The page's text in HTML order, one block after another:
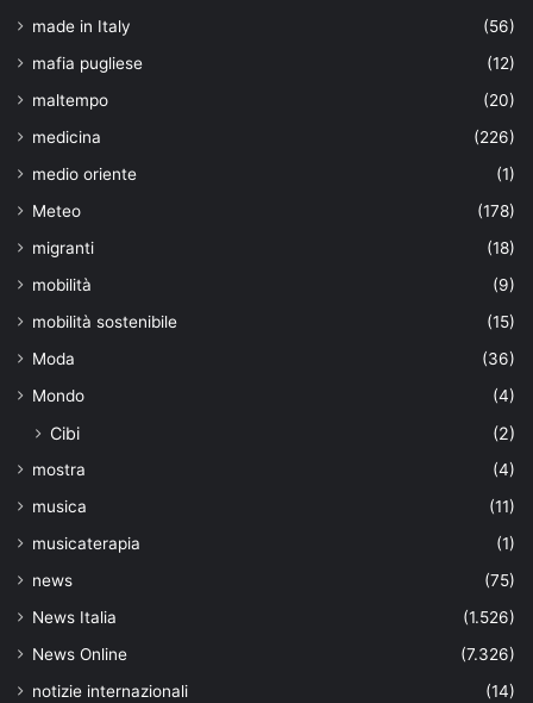
made in Italy
(56)
mafia pugliese
(12)
maltempo
(20)
medicina
(226)
medio oriente
(1)
Meteo
(178)
migranti
(18)
mobilità
(9)
mobilità sostenibile
(15)
Moda
(36)
Mondo
(4)
Cibi (2)
mostra
(4)
musica
(11)
musicaterapia
(1)
news
(75)
News Italia
(1.526)
News Online
(7.326)
notizie internazionali
(14)